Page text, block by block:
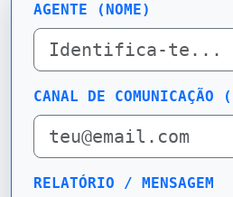
AGENTE (NOME)
CANAL DE COMUNICAÇÃO
RELATÓRIO / MENSAGEM